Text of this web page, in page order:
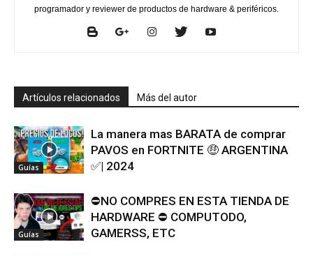
programador y reviewer de productos de hardware & periféricos.
Artículos relacionados Más del autor
Guías
La manera mas BARATA de comprar
PAVOS en FORTNITE 🤑 ARGENTINA
✅| 2024
Guías
⛔NO COMPRES EN ESTA TIENDA DE
HARDWARE ⛔ COMPUTODO,
GAMERSS, ETC